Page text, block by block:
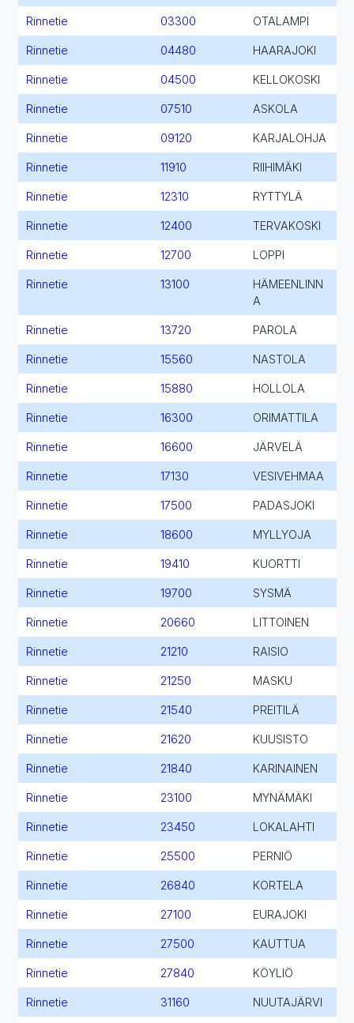
Rinnetie 03300 OTALAMPI
Rinnetie 04480 HAARAJOKI
Rinnetie 04500 KELLOKOSKI
Rinnetie 07510 ASKOLA
Rinnetie 09120 KARJALOHJA
Rinnetie 11910 RIIHIMÄKI
Rinnetie 12310 RYTTYLÄ
Rinnetie 12400 TERVAKOSKI
Rinnetie 12700 LOPPI
Rinnetie 13100
HÄMEENLINN
A
Rinnetie 13720 PAROLA
Rinnetie 15560 NASTOLA
Rinnetie 15880 HOLLOLA
Rinnetie 16300 ORIMATTILA
Rinnetie 16600 JÄRVELÄ
Rinnetie 17130 VESIVEHMAA
Rinnetie 17500 PADASJOKI
Rinnetie 18600 MYLLYOJA
Rinnetie 19410 KUORTTI
Rinnetie 19700 SYSMÄ
Rinnetie 20660 LITTOINEN
Rinnetie 21210 RAISIO
Rinnetie 21250 MASKU
Rinnetie 21540 PREITILÄ
Rinnetie 21620 KUUSISTO
Rinnetie 21840 KARINAINEN
Rinnetie 23100 MYNÄMÄKI
Rinnetie 23450 LOKALAHTI
Rinnetie 25500 PERNIÖ
Rinnetie 26840 KORTELA
Rinnetie 27100 EURAJOKI
Rinnetie 27500 KAUTTUA
Rinnetie 27840 KÖYLIÖ
Rinnetie 31160 NUUTAJÄRVI